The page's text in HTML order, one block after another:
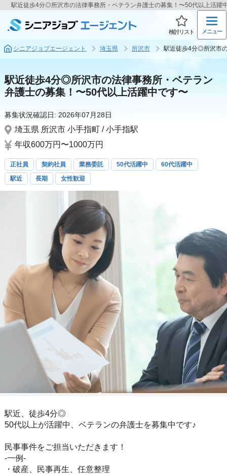
駅近徒歩4分◎所沢市の法律事務所・ベテラン弁護士の募集！〜50代以上活躍
検討リスト メニュー
シニアジョブエージェント 埼玉県 所沢市 駅近徒歩4分◎所沢市
駅近徒歩4分◎所沢市の法律事務所・ベテラン
弁護士の募集！〜50代以上活躍中です〜
募集状況確認日: 2026年07月28日
埼玉県 所沢市 小手指町 / 小手指駅
年収600万円〜1000万円
正社員 契約社員 業務委託 50代活躍中
60代活躍中
駅近
長期 女性歓迎
駅近、徒歩4分◎
50代以上が活躍中、ベテランの弁護士を募集中です♪
民事事件をご担当いただきます！
-一例-
・破産、民事再生、任意整理